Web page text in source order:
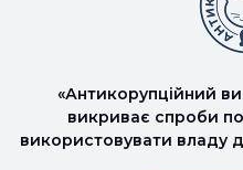
«Антикорупційний
викриває спроби
використовувати владу